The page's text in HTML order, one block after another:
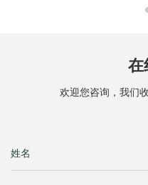
欢迎您咨询，我们